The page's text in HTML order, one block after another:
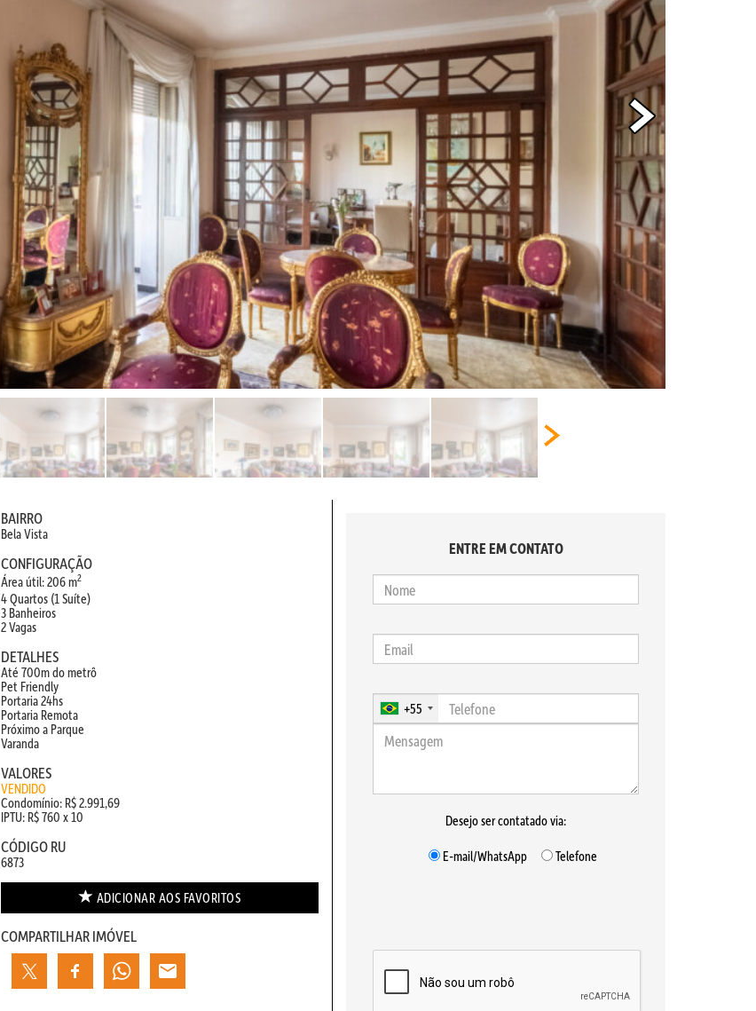
BAIRRO
Bela Vista
CONFIGURAÇÃO
Área útil: 206 m2
4 Quartos (1 Suíte)
3 Banheiros
2 Vagas
DETALHES
Até 700m do metrô
Pet Friendly
Portaria 24hs
Portaria Remota
Próximo a Parque
Varanda
VALORES
VENDIDO
Condomínio: R$ 2.991,69
IPTU: R$ 760 x 10
CÓDIGO RU
6873
ADICIONAR AOS FAVORITOS
COMPARTILHAR IMÓVEL
ENTRE EM CONTATO
+55
Desejo ser contatado via:
E-mail/WhatsApp
Telefone